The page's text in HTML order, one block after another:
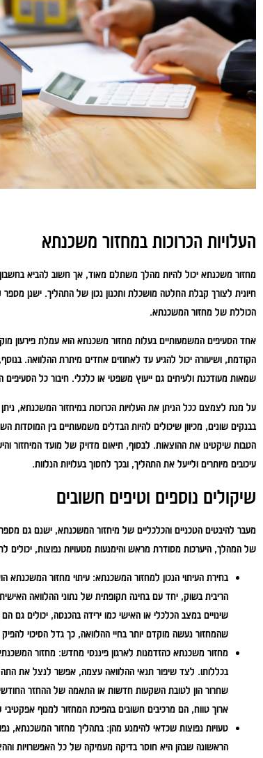
העלויות הכרוכות במחזור משכנתא
מחזור משכנתא יכול להיות מהלך משתלם מאוד, אך חשוב להביא
חיונית לצורך קבלת החלטה מושכלת ותכנון נכון של התהליך. ישנן
הכוללת של מחזור המשכנתא.
אחד הסעיפים המשמעותיים בעלות מחזור משכנתא הוא עמלת פירעון
הקודמת, ושיעורה יכול להגיע עד לאחוזים אחדים מיתרת ההלוואה.
שמאות מעודכנת ולעיתים גם ייעוץ משפטי או כלכלי. חיבור כל הסעיפים
על מנת לצמצם ככל הניתן את העלויות הכרוכות במיחזור המשכנתא,
בבנקים שונים, מכיוון שיכולים להיות הבדלים משמעותיים בין המוסדות
הטבות שיקטינו את ההוצאות. לבסוף, תיאום מדויק של מועד המיחזור
עיכובים מיותרים ולייעל את התהליך, ובכך לחסוך בעלויות הנלוות.
שיקולים נוספים וטיפים חשובים
מעבר להיבטים הטכניים והכלכליים של מיחזור המשכנתא, ישנם גם
של המהלך, היערכות מסודרת מראש והימנעות מטעויות נפוצות,
בחירת העיתוי הנכון למחזור המשכנתא: עיתוי מחזור המשכנתא
הריבית בשוק, יחד עם בחינה תקופתית של נתוני ההלוואה
שינויים במצב הכלכלי או האישי כמו ירידה בהכנסה, יכולים
שהמחזור נעשה מוקדם יותר בחיי ההלוואה, כך גדל הסיכוי
מחזור משכנתא כהזדמנות לארגון פיננסי מחדש: מחזור
בכללותו. לצד שיפור תנאי ההלוואה עצמה, אפשר לנצל את
שחרור הון לטובת השקעות חדשות או התאמה של ההחזר החודשי
ארוך טווח, הם מרכיבים חשובים בהפיכת המחזור למנוף אפקטיבי
טעויות נפוצות שכדאי להימנע מהן: בתהליך מחזור המשכנתא,
הראשונה שבהן היא חוסר בדיקה מעמיקה של כל האפשרויות